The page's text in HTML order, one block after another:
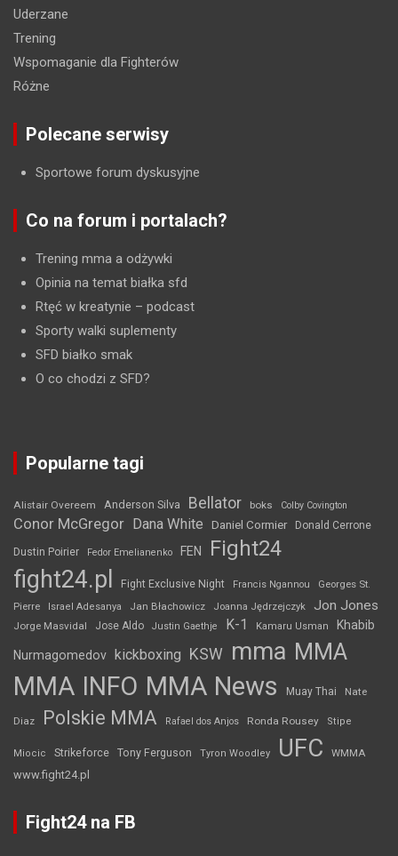
Uderzane
Trening
Wspomaganie dla Fighterów
Różne
Polecane serwisy
Sportowe forum dyskusyjne
Co na forum i portalach?
Trening mma a odżywki
Opinia na temat białka sfd
Rtęć w kreatynie – podcast
Sporty walki suplementy
SFD białko smak
O co chodzi z SFD?
Popularne tagi
Alistair Overeem Anderson Silva Bellator boks Colby Covington
Conor McGregor Dana White Daniel Cormier Donald Cerrone
Dustin Poirier Fedor Emelianenko FEN Fight24
fight24.pl Fight Exclusive Night Francis Ngannou
Georges St.
Pierre
Israel Adesanya Jan Błachowicz Joanna Jędrzejczyk Jon Jones
Jorge Masvidal Jose Aldo Justin Gaethje K-1 Kamaru Usman Khabib
Nurmagomedov kickboxing KSW mma MMA
MMA INFO MMA News Muay Thai Nate
Diaz Polskie MMA Rafael dos Anjos Ronda Rousey Stipe
Miocic Strikeforce Tony Ferguson Tyron Woodley UFC WMMA
www.fight24.pl
Fight24 na FB